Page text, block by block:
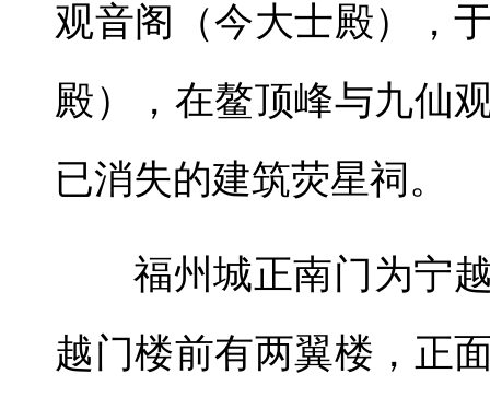
观音阁（今大士殿），
殿），在鳌顶峰与九仙
已消失的建筑荧星祠。
福州城正南门为宁
越门楼前有两翼楼，正